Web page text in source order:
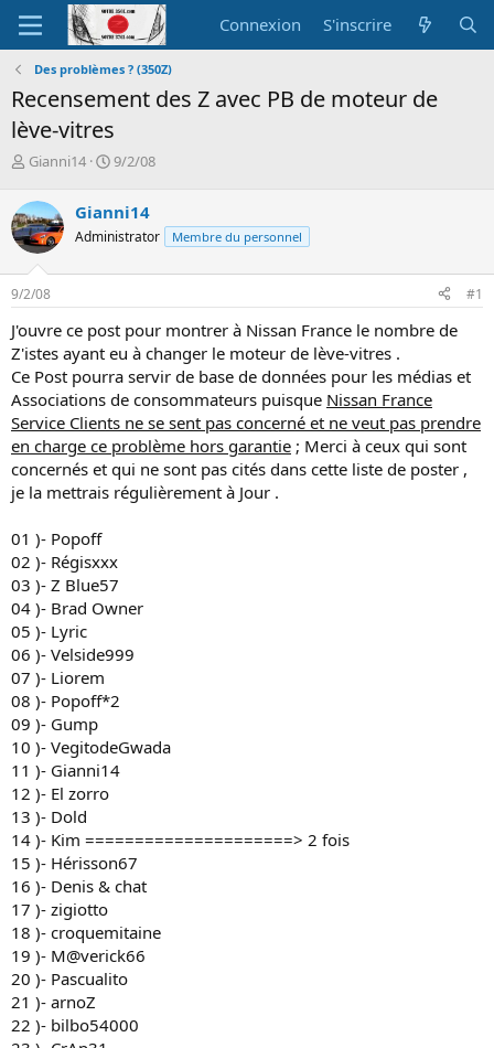
Connexion S'inscrire
Des problèmes ? (350Z)
Recensement des Z avec PB de moteur de
lève-vitres
A
t
e
u
r
d
e
a
d
i
s
c
u
s
s
i
n
Gianni14
D
e
d
d
u
t
9/2/08
Gianni14
Administrator Membre du personnel
9/2/08 #1
J'ouvre ce post pour montrer à Nissan France le nombre de
Z'istes ayant eu à changer le moteur de lève-vitres .
Ce Post pourra servir de base de données pour les médias et
Associations de consommateurs puisque Nissan France
Service Clients ne se sent pas concerné et ne veut pas prendre
en charge ce problème hors garantie ; Merci à ceux qui sont
concernés et qui ne sont pas cités dans cette liste de poster ,
je la mettrais régulièrement à Jour .
01 )- Popoff
02 )- Régisxxx
03 )- Z Blue57
04 )- Brad Owner
05 )- Lyric
06 )- Velside999
07 )- Liorem
08 )- Popoff*2
09 )- Gump
10 )- VegitodeGwada
11 )- Gianni14
12 )- El zorro
13 )- Dold
14 )- Kim =====================> 2 fois
15 )- Hérisson67
16 )- Denis & chat
17 )- zigiotto
18 )- croquemitaine
19 )- M@verick66
20 )- Pascualito
21 )- arnoZ
22 )- bilbo54000